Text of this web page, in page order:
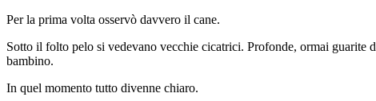
Per la prima volta osservò davvero il cane.
Sotto il folto pelo si vedevano vecchie cicatrici. Profonde, ormai
bambino.
In quel momento tutto divenne chiaro.